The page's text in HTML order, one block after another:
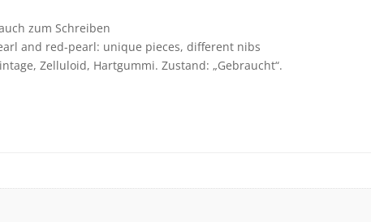
zum Schreiben
and red-pearl: unique pieces, different nibs
Zelluloid, Hartgummi. Zustand: „Gebraucht“.